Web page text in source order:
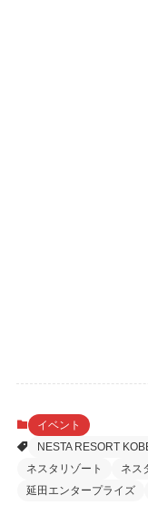
イベント
NESTA RESORT
ネスタリゾート
ネス
延田エンタープライズ